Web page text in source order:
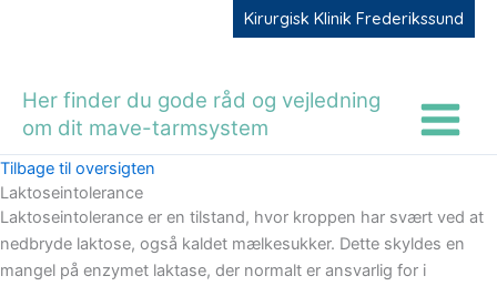
Kirurgisk Klinik Frederikssund
Her finder du gode råd og vejledning
om dit mave-tarmsystem
Tilbage til oversigten
Laktoseintolerance
Laktoseintolerance er en tilstand, hvor kroppen har svært ved at
nedbryde laktose, også kaldet mælkesukker. Dette skyldes en
mangel på enzymet laktase, der normalt er ansvarlig for i